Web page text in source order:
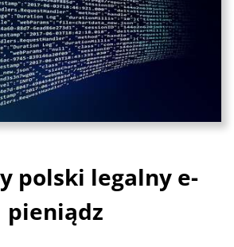
polski legalny e-
pieniądz